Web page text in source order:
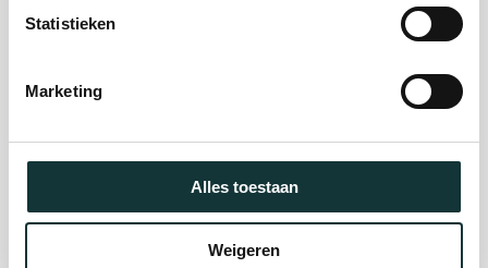
Statistieken
Marketing
Alles toestaan
Weigeren
De Pieterskerk als
Onderhoud &